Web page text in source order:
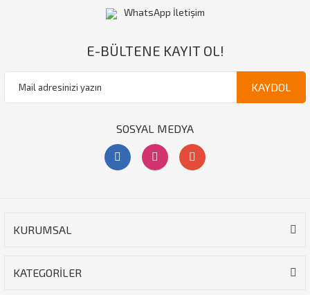
KURUMSAL
KATEGORİLER
WhatsApp İletişim
E-BÜLTENE KAYIT OL!
KAYDOL
SOSYAL MEDYA